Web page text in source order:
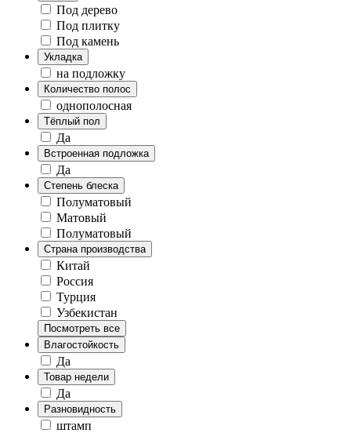
Под дерево
Под плитку
Под камень
Укладка
на подложку
Количество полос
однополосная
Тёплый пол
Да
Встроенная подложка
Да
Степень блеска
Полуматовый
Матовый
Полуматовый
Страна производства
Китай
Россия
Турция
Узбекистан
Посмотреть все
Влагостойкость
Да
Товар недели
Да
Разновидность
штамп